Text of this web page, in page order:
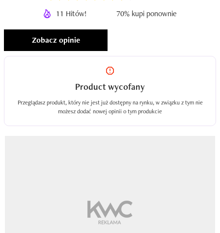
11 Hitów! 70% kupi ponownie
Zobacz opinie
Product wycofany
Przeglądasz produkt, który nie jest już dostępny na rynku, w związku z tym nie
możesz dodać nowej opinii o tym produkcie